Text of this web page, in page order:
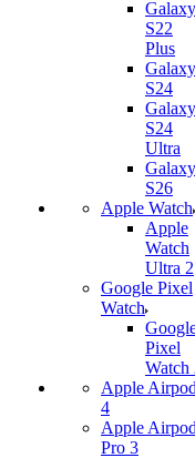
Galaxy
S22
Plus
Galaxy
S24
Galaxy
S24
Ultra
Galaxy
S26
Apple Watch
Apple
Watch
Ultra 2
Google Pixel
Watch
Pixel
Watch
Apple
4
Apple
Pro 3